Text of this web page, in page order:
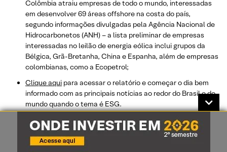
Colômbia atraiu empresas de todo o mundo, interessadas
em desenvolver 69 áreas offshore na costa do país,
segundo informações divulgadas pela Agência Nacional de
Hidrocarbonetos (ANH) – a lista preliminar de empresas
interessadas no leilão de energia eólica inclui grupos da
Bélgica, Grã-Bretanha, China e Espanha, além de empresas
colombianas, como a Ecopetrol;
Clique aqui para acessar o relatório e começar o dia bem
informado com as principais notícias ao redor do Brasil e do
mundo quando o tema é ESG.